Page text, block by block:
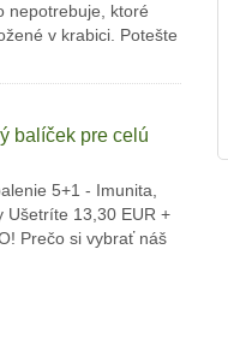
nepotrebuje, ktoré
v krabici. Potešte
balíček pre celú
5+1 - Imunita,
Ušetríte 13,30 EUR +
Prečo si vybrať náš